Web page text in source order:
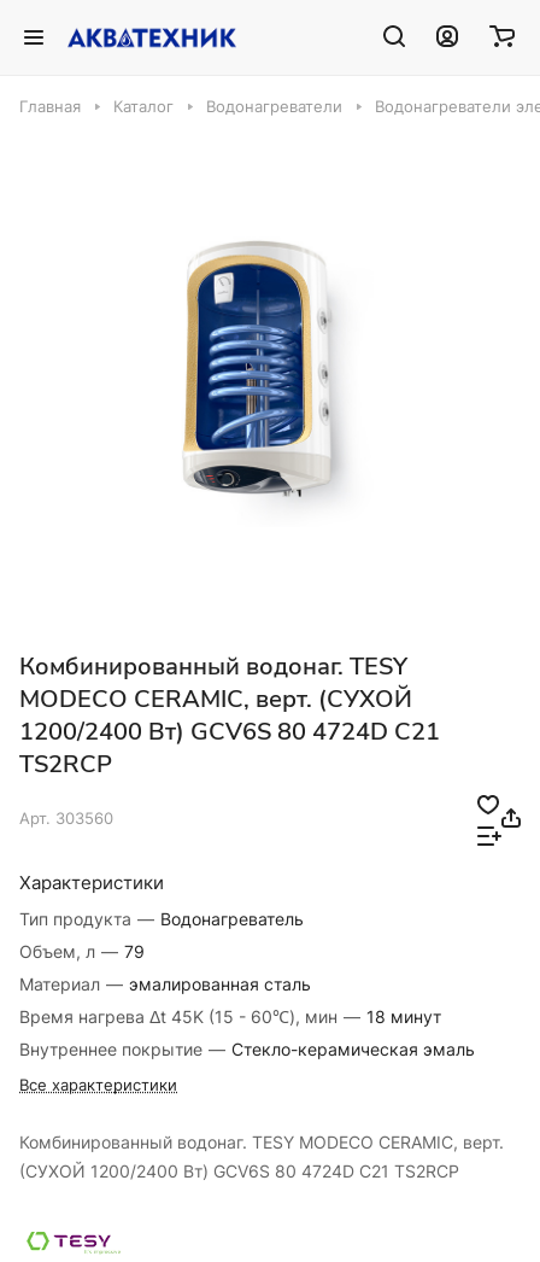
Главная Каталог Водонагреватели Водонагреватели
Комбинированный водонаг. TESY
MODECO CERAMIC, верт. (СУХОЙ
1200/2400 Вт) GCV6S 80 4724D C21
TS2RCP
Арт. 303560
Характеристики
Тип продукта — Водонагреватель
Объем, л — 79
Материал — эмалированная сталь
Время нагрева Δt 45K (15 - 60℃), мин — 18 минут
Внутреннее покрытие — Стекло-керамическая эмаль
Все характеристики
Комбинированный водонаг. TESY MODECO CERAMIC, верт.
(СУХОЙ 1200/2400 Вт) GCV6S 80 4724D C21 TS2RCP